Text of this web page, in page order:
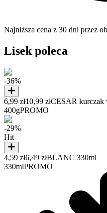
Najniższa cena z 30 dni przez
Lisek poleca
-36%
6,99 zł10,99 złCESAR kurczak
400gPROMO
-29%
Hit
4,59 zł6,49 złBLANC 330ml
330mlPROMO